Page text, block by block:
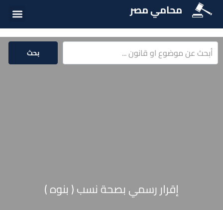
محامي مصر
بحث
إقرار رسمي بصحة نسب ( بنوه )